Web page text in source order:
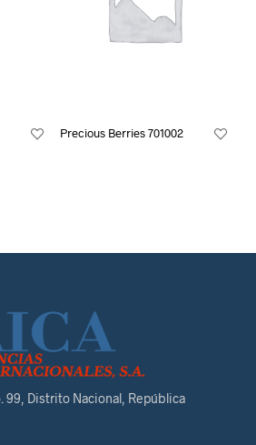
Precious Berries 701002
99, Distrito Nacional, República